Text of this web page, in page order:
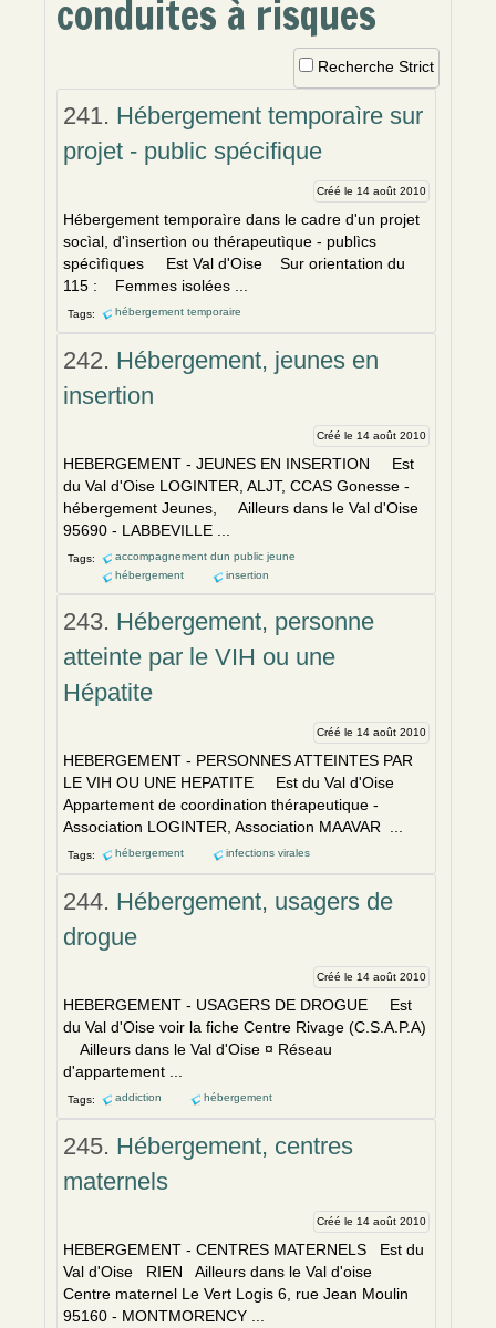
conduites à risques
Recherche Strict
241. Hébergement temporaìre sur
projet - public spécifique
Créé le 14 août 2010
Hébergement temporaìre dans le cadre d'un projet
socìal, d'ìnsertìon ou thérapeutìque - publìcs
spécìfìques Est Val d'Oise Sur orientation du
115 : Femmes isolées ...
Tags: hébergement temporaire
242. Hébergement, jeunes en
insertion
Créé le 14 août 2010
HEBERGEMENT - JEUNES EN INSERTION Est
du Val d'Oise LOGINTER, ALJT, CCAS Gonesse -
hébergement Jeunes, Ailleurs dans le Val d'Oise
95690 - LABBEVILLE ...
Tags:
accompagnement dun public jeune
hébergement
insertion
243. Hébergement, personne
atteinte par le VIH ou une
Hépatite
Créé le 14 août 2010
HEBERGEMENT - PERSONNES ATTEINTES PAR
LE VIH OU UNE HEPATITE Est du Val d'Oise
Appartement de coordination thérapeutique -
Association LOGINTER, Association MAAVAR ...
Tags: hébergement infections virales
244. Hébergement, usagers de
drogue
Créé le 14 août 2010
HEBERGEMENT - USAGERS DE DROGUE Est
du Val d'Oise voir la fiche Centre Rivage (C.S.A.P.A)
Ailleurs dans le Val d'Oise ¤ Réseau
d'appartement ...
Tags: addiction hébergement
245. Hébergement, centres
maternels
Créé le 14 août 2010
HEBERGEMENT - CENTRES MATERNELS Est du
Val d'Oise RIEN Ailleurs dans le Val d'oise
Centre maternel Le Vert Logis 6, rue Jean Moulin
95160 - MONTMORENCY ...